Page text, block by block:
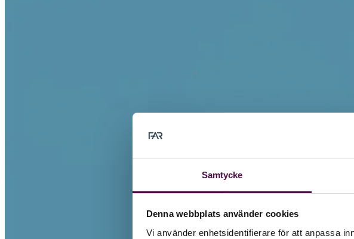
Samtycke
Denna webbplats använder cookies
Vi använder enhetsidentifierare för att anpassa